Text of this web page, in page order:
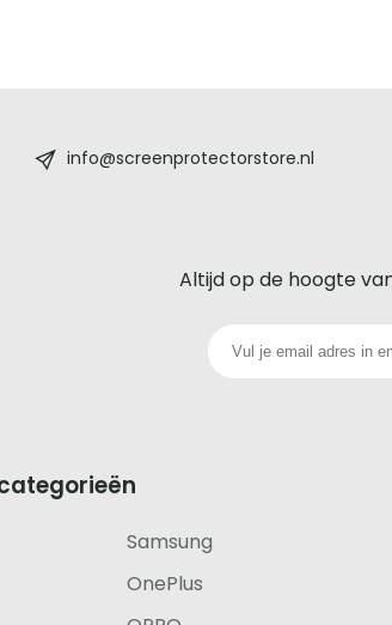
info@screenprotectorstore.nl
Altijd op de hoogte
Samsung
OnePlus